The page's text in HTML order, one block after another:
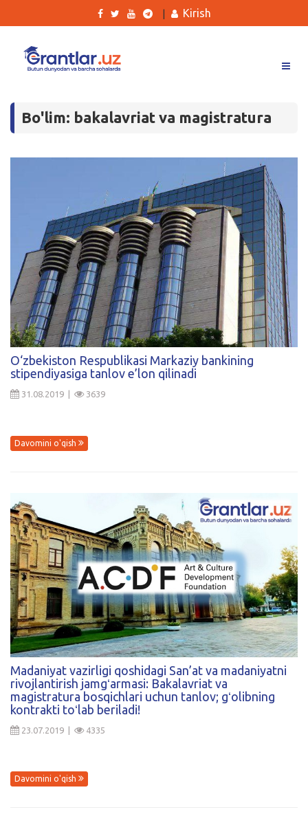
Tanlovlar
Qidirish
Kirish
Kirish
Bo'lim: bakalavriat va magistratura
O‘zbekiston Respublikasi Markaziy bankining
stipendiyasiga tanlov e’lon qilinadi
31.08.2019 | 3639
Davomini o'qish
Madaniyat vazirligi qoshidagi San’at va madaniyatni
rivojlantirish jamgʻarmasi: Bakalavriat va
magistratura bosqichlari uchun tanlov; gʻolibning
kontrakti toʻlab beriladi!
23.07.2019 | 4335
Davomini o'qish